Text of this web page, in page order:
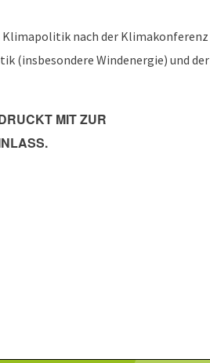
nach der Klimakonferenz
(insbesondere Windenergie) und der
MIT ZUR